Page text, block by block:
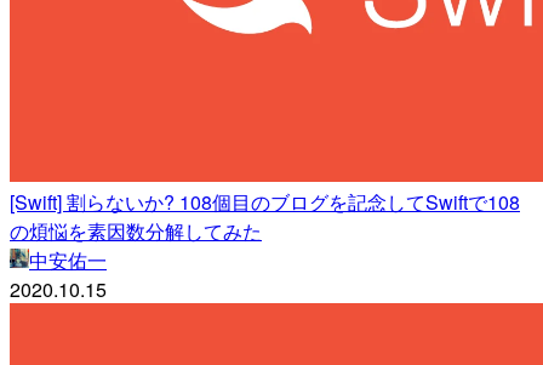
[Swift] 割らないか? 108個目のブログを記念してSwiftで108
の煩悩を素因数分解してみた
中安佑一
2020.10.15